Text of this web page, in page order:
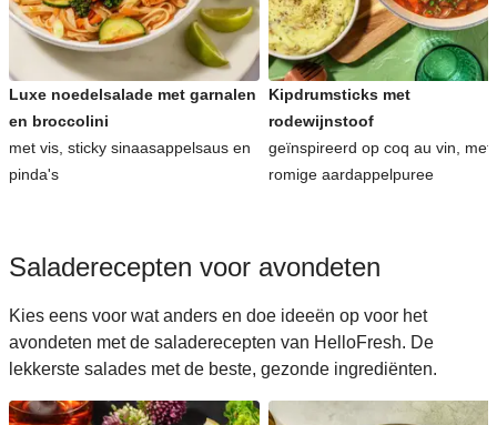
Luxe noedelsalade met garnalen
en broccolini
met vis, sticky sinaasappelsaus en
pinda's
Kipdrumsticks met
rodewijnstoof
geïnspireerd op coq au vin, met
romige aardappelpuree
Saladerecepten voor avondeten
Kies eens voor wat anders en doe ideeën op voor het
avondeten met de saladerecepten van HelloFresh. De
lekkerste salades met de beste, gezonde ingrediënten.